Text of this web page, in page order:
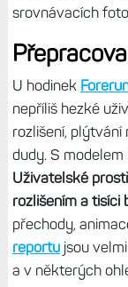
srovnávacích
U hodinek
nepříliš hezké
rozlišení, plýtvání
dudy. S
Uživatelské
rozlišením a tisíci
přechody,
reportujsou
a v některých